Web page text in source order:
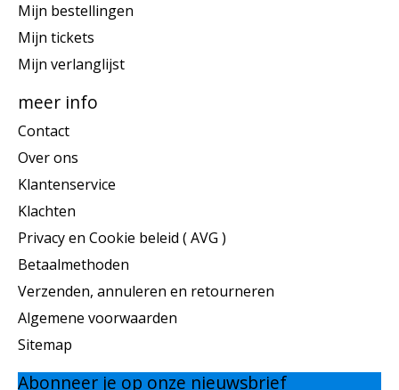
Mijn bestellingen
Mijn tickets
Mijn verlanglijst
meer info
Contact
Over ons
Klantenservice
Klachten
Privacy en Cookie beleid ( AVG )
Betaalmethoden
Verzenden, annuleren en retourneren
Algemene voorwaarden
Sitemap
Abonneer je op onze nieuwsbrief